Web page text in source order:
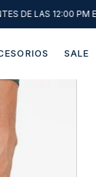
DE LAS 12:00 PM
SALE
buscados